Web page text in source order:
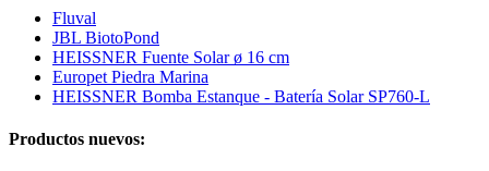
Fluval
JBL BiotoPond
HEISSNER Fuente Solar ø 16 cm
Europet Piedra Marina
HEISSNER Bomba Estanque - Batería Solar SP760-L
Productos nuevos: